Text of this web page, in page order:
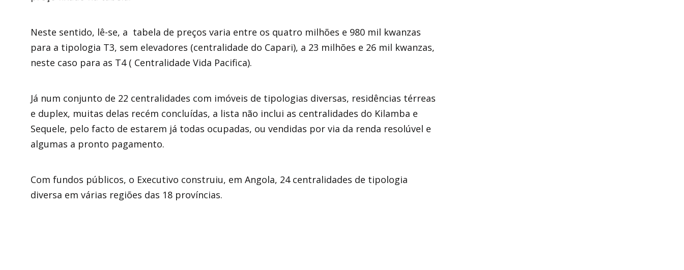
Neste sentido, lê-se, a tabela de preços varia entre os quatro milhões e 980 mil kwanzas
para a tipologia T3, sem elevadores (centralidade do Capari), a 23 milhões e 26 mil kwanzas,
neste caso para as T4 ( Centralidade Vida Pacifica).
Já num conjunto de 22 centralidades com imóveis de tipologias diversas, residências térreas
e duplex, muitas delas recém concluídas, a lista não inclui as centralidades do Kilamba e
Sequele, pelo facto de estarem já todas ocupadas, ou vendidas por via da renda resolúvel e
algumas a pronto pagamento.
Com fundos públicos, o Executivo construiu, em Angola, 24 centralidades de tipologia
diversa em várias regiões das 18 províncias.